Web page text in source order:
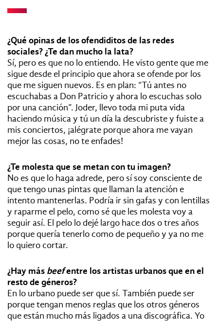
¿Qué opinas de los ofendiditos de las redes
sociales? ¿Te dan mucho la lata?
Sí, pero es que no lo entiendo. He visto gente que me
sigue desde el principio que ahora se ofende por los
que me siguen nuevos. Es en plan: “Tú antes no
escuchabas a Don Patricio y ahora lo escuchas solo
por una canción”. Joder, llevo toda mi puta vida
haciendo música y tú un día la descubriste y fuiste a
mis conciertos, ¡alégrate porque ahora me vayan
mejor las cosas, no te enfades!
¿Te molesta que se metan con tu imagen?
No es que lo haga adrede, pero sí soy consciente de
que tengo unas pintas que llaman la atención e
intento mantenerlas. Podría ir sin gafas y con lentillas
y raparme el pelo, como sé que les molesta voy a
seguir así. El pelo lo dejé largo hace dos o tres años
porque quería tenerlo como de pequeño y ya no me
lo quiero cortar.
¿Hay más beefentre los artistas urbanos que en el
resto de géneros?
En lo urbano puede ser que sí. También puede ser
porque tengan menos reglas que los otros géneros
que están mucho más ligados a una discográfica. Yo